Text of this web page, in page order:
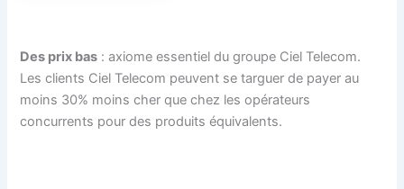
Des prix bas : axiome essentiel du groupe Ciel Telecom.
Les clients Ciel Telecom peuvent se targuer de payer au
moins 30% moins cher que chez les opérateurs
concurrents pour des produits équivalents.